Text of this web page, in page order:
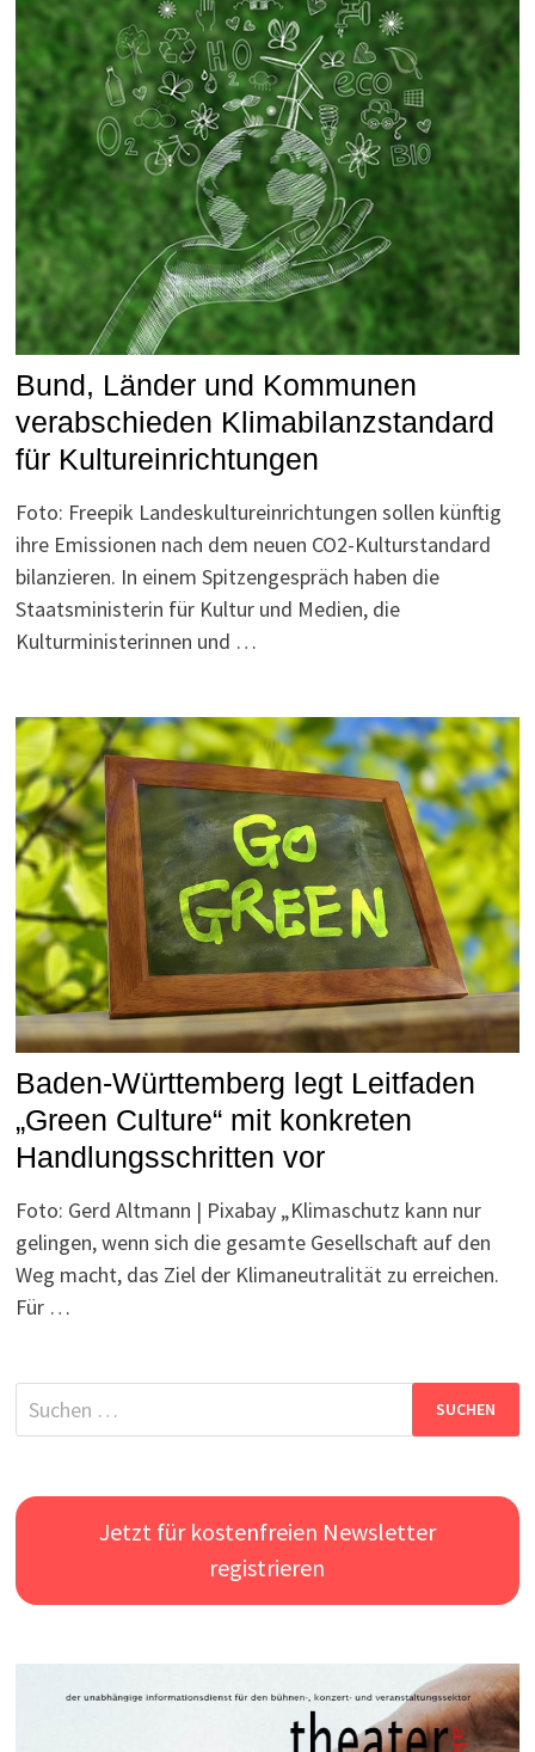
Bund, Länder und Kommunen
verabschieden Klimabilanzstandard
für Kultureinrichtungen
Foto: Freepik Landeskultureinrichtungen sollen künftig
ihre Emissionen nach dem neuen CO2-Kulturstandard
bilanzieren. In einem Spitzengespräch haben die
Staatsministerin für Kultur und Medien, die
Kulturministerinnen und …
Baden-Württemberg legt Leitfaden
„Green Culture“ mit konkreten
Handlungsschritten vor
Foto: Gerd Altmann | Pixabay „Klimaschutz kann nur
gelingen, wenn sich die gesamte Gesellschaft auf den
Weg macht, das Ziel der Klimaneutralität zu erreichen.
Für …
Suchen
nach:
Jetzt für kostenfreien Newsletter
registrieren